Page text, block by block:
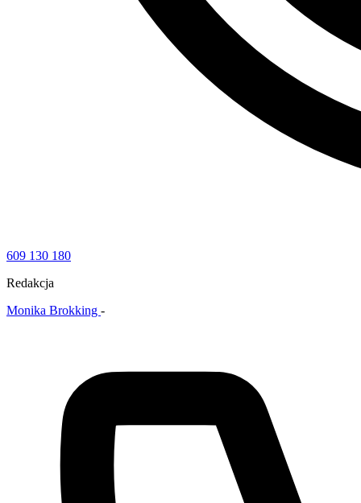
609 130 180
Redakcja
Monika Brokking -